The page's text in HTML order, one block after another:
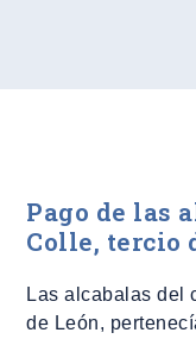
Pago de las
Colle, tercio
Las alcabalas del
de León,